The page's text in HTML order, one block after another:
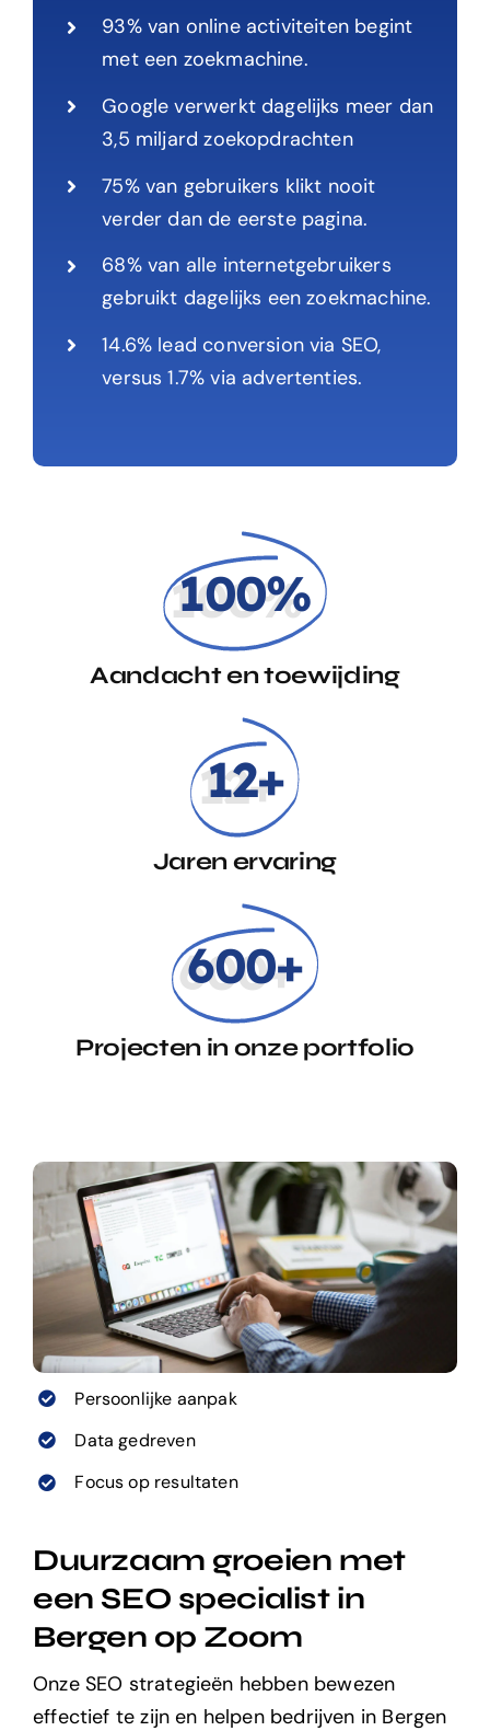
93% van online activiteiten begint
met een zoekmachine.
Google verwerkt dagelijks meer dan
3,5 miljard zoekopdrachten
75% van gebruikers klikt nooit
verder dan de eerste pagina.
68% van alle internetgebruikers
gebruikt dagelijks een zoekmachine.
14.6% lead conversion via SEO,
versus 1.7% via advertenties.
100%
Aandacht en toewijding
12+
Jaren ervaring
600+
Projecten in onze portfolio
Duurzaam groeien met
een SEO specialist in
Bergen op Zoom
Onze SEO strategieën hebben bewezen
effectief te zijn en helpen bedrijven in Bergen
Persoonlijke aanpak
Data gedreven
Focus op resultaten